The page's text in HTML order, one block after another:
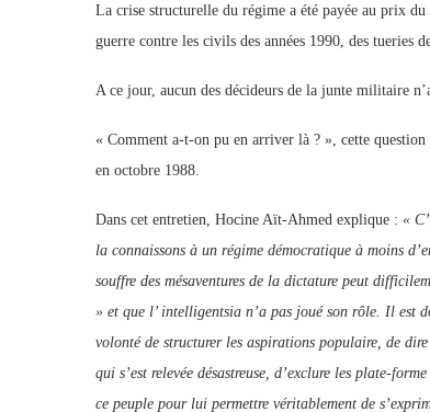
La crise structurelle du régime a été payée au prix
guerre contre les civils des années 1990, des tueries
A ce jour, aucun des décideurs de la junte militaire
« Comment a-t-on pu en arriver là ? », cette
en octobre 1988.
Dans cet entretien, Hocine Aït-Ahmed explique : «
la connaissons à un régime démocratique à moins
souffre des mésaventures de la dictature peut
» et que l’ intelligentsia n’a pas joué son rôle. Il est
volonté de structurer les aspirations populaire, de
qui s’est relevée désastreuse, d’exclure les plate-
ce peuple pour lui permettre véritablement de